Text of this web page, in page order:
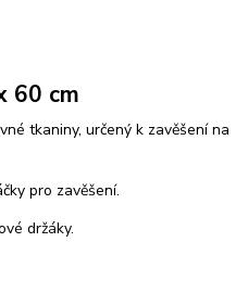
60 cm
tkaniny, určený k zavěšení na
pro zavěšení.
držáky.